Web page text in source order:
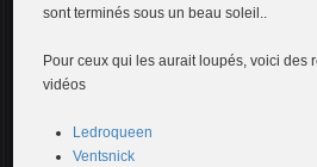
sont terminés sous un beau soleil..
Pour ceux qui les aurait loupés, voici des
vidéos
Ledroqueen
Ventsnick